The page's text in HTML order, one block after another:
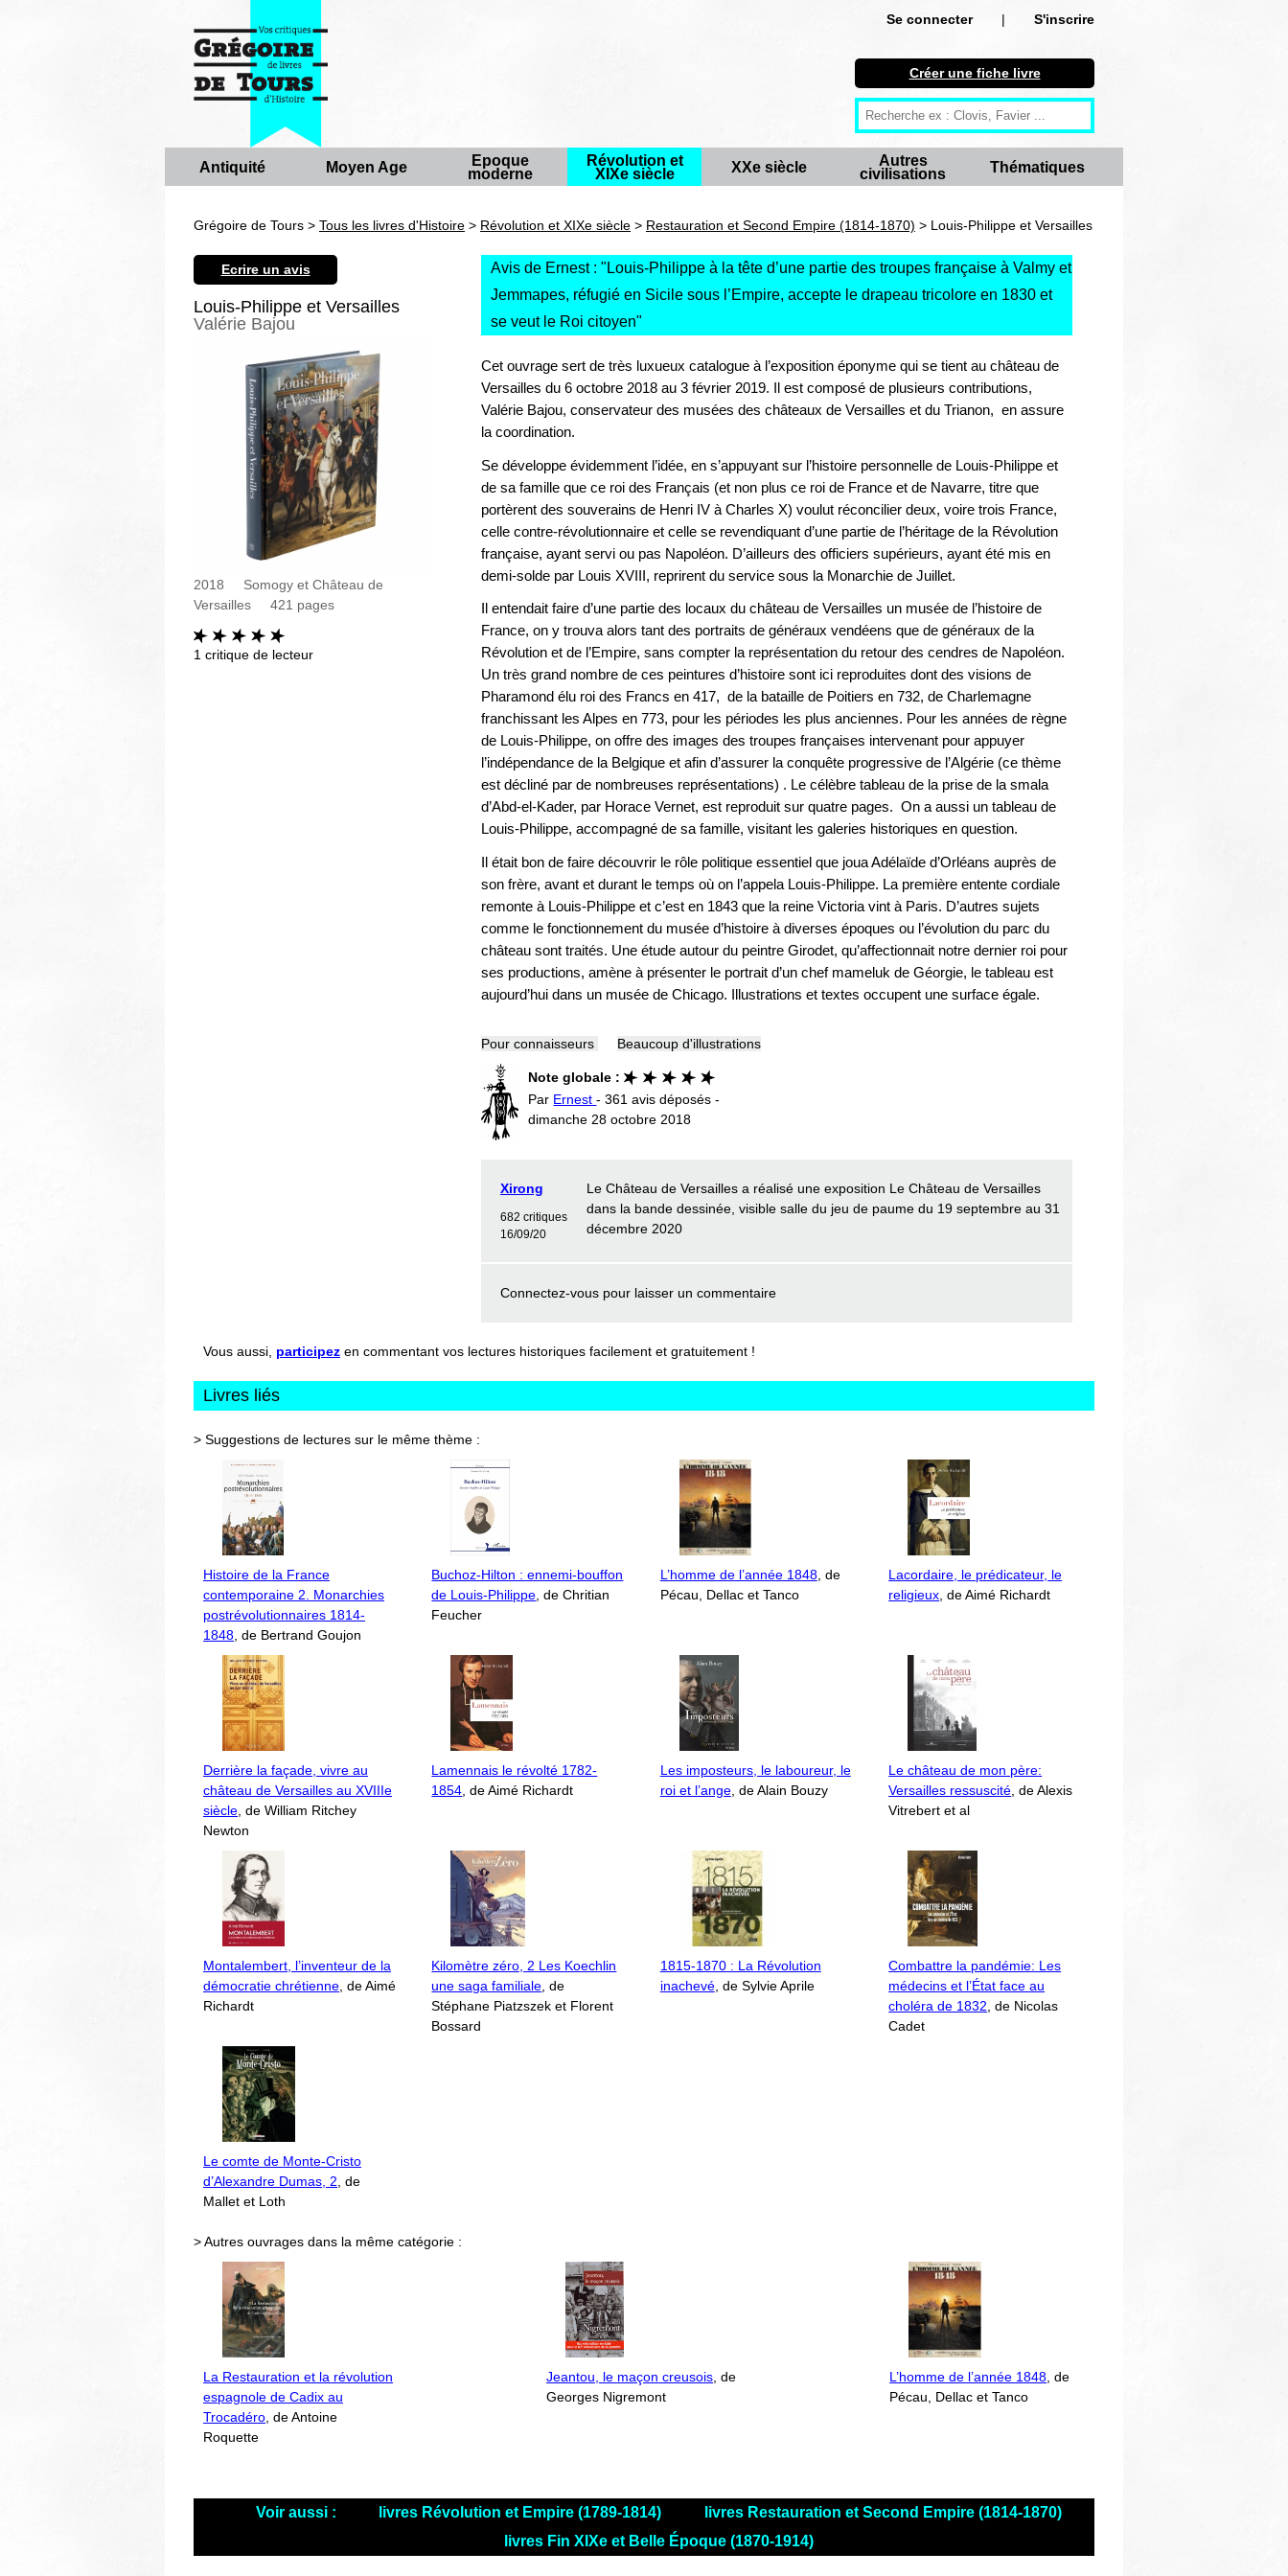
Se connecter |
S'inscrire
S'inscrire
Créer une fiche livre
Antiquité
Moyen Age
Epoque moderne
Révolution et XIXe siècle
Autres civilisations
Créer une fiche livre
Antiquité Moyen Age
Epoque
moderne
Révolution et
XIXe siècle
XXe siècle
Autres
civilisations
Thématiques
Grégoire de Tours > Tous les livres d'Histoire > Révolution et XIXe siècle > Restauration et Second Empire (1814-1870) > Louis-Philippe et Versailles
Ecrire un avis
Louis-Philippe et Versailles
Valérie Bajou
2018
Somogy et Château de
Versailles
421 pages
1 critique de lecteur
Avis de Ernest : " Louis-Philippe à la tête d’une partie des troupes française à Valmy et
Jemmapes, réfugié en Sicile sous l’Empire, accepte le drapeau tricolore en 1830 et
se veut le Roi citoyen"
Cet ouvrage sert de très luxueux catalogue à l’exposition éponyme qui se tient au château de
Versailles du 6 octobre 2018 au 3 février 2019. Il est composé de plusieurs contributions,
Valérie Bajou, conservateur des musées des châteaux de Versailles et du Trianon, en assure
la coordination.
Se développe évidemment l’idée, en s’appuyant sur l’histoire personnelle de Louis-Philippe et
de sa famille que ce roi des Français (et non plus ce roi de France et de Navarre, titre que
portèrent des souverains de Henri IV à Charles X) voulut réconcilier deux, voire trois France,
celle contre-révolutionnaire et celle se revendiquant d’une partie de l’héritage de la Révolution
française, ayant servi ou pas Napoléon. D’ailleurs des officiers supérieurs, ayant été mis en
demi-solde par Louis XVIII, reprirent du service sous la Monarchie de Juillet.
Il entendait faire d’une partie des locaux du château de Versailles un musée de l’histoire de
France, on y trouva alors tant des portraits de généraux vendéens que de généraux de la
Révolution et de l’Empire, sans compter la représentation du retour des cendres de Napoléon.
Un très grand nombre de ces peintures d’histoire sont ici reproduites dont des visions de
Pharamond élu roi des Francs en 417, de la bataille de Poitiers en 732, de Charlemagne
franchissant les Alpes en 773, pour les périodes les plus anciennes. Pour les années de règne
de Louis-Philippe, on offre des images des troupes françaises intervenant pour appuyer
l’indépendance de la Belgique et afin d’assurer la conquête progressive de l’Algérie (ce thème
est décliné par de nombreuses représentations) . Le célèbre tableau de la prise de la smala
d’Abd-el-Kader, par Horace Vernet, est reproduit sur quatre pages. On a aussi un tableau de
Louis-Philippe, accompagné de sa famille, visitant les galeries historiques en question.
Il était bon de faire découvrir le rôle politique essentiel que joua Adélaïde d’Orléans auprès de
son frère, avant et durant le temps où on l’appela Louis-Philippe. La première entente cordiale
remonte à Louis-Philippe et c’est en 1843 que la reine Victoria vint à Paris. D’autres sujets
comme le fonctionnement du musée d’histoire à diverses époques ou l’évolution du parc du
château sont traités. Une étude autour du peintre Girodet, qu’affectionnait notre dernier roi pour
ses productions, amène à présenter le portrait d’un chef mameluk de Géorgie, le tableau est
aujourd’hui dans un musée de Chicago. Illustrations et textes occupent une surface égale.
Pour connaisseurs Beaucoup d'illustrations
Note globale :
Par Ernest- 361 avis déposés -
dimanche 28 octobre 2018
Xirong
682 critiques
16/09/20
Le Château de Versailles a réalisé une exposition Le Château de Versailles
dans la bande dessinée, visible salle du jeu de paume du 19 septembre au 31
décembre 2020
Connectez-vous pour laisser un commentaire
Vous aussi, participez en commentant vos lectures historiques facilement et gratuitement !
Livres liés
> Suggestions de lectures sur le même thème :
Histoire de la France
contemporaine 2. Monarchies
postrévolutionnaires 1814-
1848 , de Bertrand Goujon
Buchoz-Hilton : ennemi-bouffon
de Louis-Philippe , de Chritian
Feucher
L’homme de l’année 1848, de
Pécau, Dellac et Tanco
Lacordaire, le prédicateur, le
religieux , de Aimé Richardt
Derrière la façade, vivre au
château de Versailles au XVIIIe
siècle , de William Ritchey
Newton
Lamennais le révolté 1782-
1854 , de Aimé Richardt
Les imposteurs, le laboureur, le
roi et l’ange, de Alain Bouzy
Le château de mon père:
Versailles ressuscité , de Alexis
Vitrebert et al
Montalembert, l’inventeur de la
démocratie chrétienne , de Aimé
Richardt
Kilomètre zéro, 2 Les Koechlin
une saga familiale , de
Stéphane Piatzszek et Florent
Bossard
1815-1870 : La Révolution
inachevé, de Sylvie Aprile
Combattre la pandémie: Les
médecins et l’État face au
choléra de 1832 , de Nicolas
Cadet
Le comte de Monte-Cristo
d’Alexandre Dumas, 2 , de
Mallet et Loth
> Autres ouvrages dans la même catégorie :
La Restauration et la révolution
espagnole de Cadix au
Trocadéro , de Antoine
Roquette
Jeantou, le maçon creusois , de
Georges Nigremont
L’homme de l’année 1848 , de
Pécau, Dellac et Tanco
Voir aussi : livres Révolution et Empire (1789-1814)
livres Restauration et Second Empire (1814-1870)
livres Fin XIXe et Belle Époque (1870-1914)